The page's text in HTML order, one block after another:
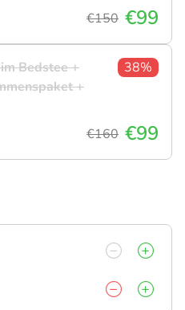
€150 €99
Bedstee +
+
38%
€160 €99